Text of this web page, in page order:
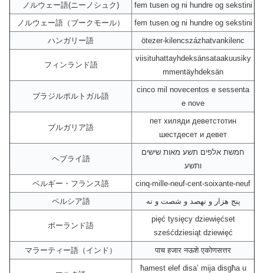
ノルウェー語(ニーノシュク)
fem tusen og ni hundre og sekstini
ノルウェー語（ブークモール）
fem tusen og ni hundre og sekstini
ハンガリー語
ötezer-kilencszázhatvankilenc
フィンランド語
viisituhattayhdeksänsataakuusiky
mmentäyhdeksän
ブラジルポルトガル語
cinco mil novecentos e sessenta
e nove
ブルガリア語
пет хиляди деветстотин
шестдесет и девет
ヘブライ語
חמשת אלפים תשע מאות שישים
ותשע
ベルギー・フランス語
cinq-mille-neuf-cent-soixante-neuf
ペルシア語
پنج هزار و نهصد و شصت و نه
ポーランド語
pięć tysięcy dziewięćset
sześćdziesiąt dziewięć
マラーティー語（インド）
पाच हजार नऊशे एकोणसत्तर
ħamest elef disa’ mija disgħa u